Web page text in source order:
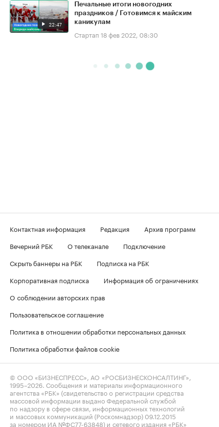
22:47
Печальные итоги новогодних
праздников / Готовимся к майским
каникулам
Стартап 18 фев 2022, 08:30
Контактная информация Редакция
Архив программ
Вечерний РБК
О телеканале
Подключение
Скрыть баннеры на РБК
Подписка на РБК
Корпоративная подписка
Информация об ограничениях
О соблюдении авторских прав
Пользовательское соглашение
Политика в отношении обработки персональных данных
Политика обработки файлов cookie
© ООО «БИЗНЕСПРЕСС», АО «РОСБИЗНЕСКОНСАЛТИНГ»,
1995–2026 . Сообщения и материалы информационного
агентства «РБК» (свидетельство о регистрации средства
массовой информации выдано Федеральной службой
по надзору в сфере связи, информационных технологий
и массовых коммуникаций (Роскомнадзор) 09.12.2015
за номером ИА №ФС77-63848) и сетевого издания «РБК»